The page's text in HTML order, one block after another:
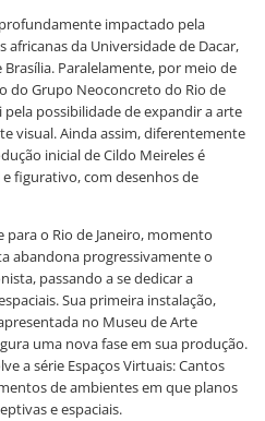
impactado pela
africanas da Universidade de Dacar,
Paralelamente, por meio de
do Grupo Neoconcreto do Rio de
possibilidade de expandir a arte
visual. Ainda assim, diferentemente
inicial de Cildo Meireles é
figurativo, com desenhos de
para o Rio de Janeiro, momento
abandona progressivamente o
passando a se dedicar a
Sua primeira instalação,
no Museu de Arte
uma nova fase em sua produção.
a série Espaços Virtuais: Cantos
de ambientes em que planos
e espaciais.